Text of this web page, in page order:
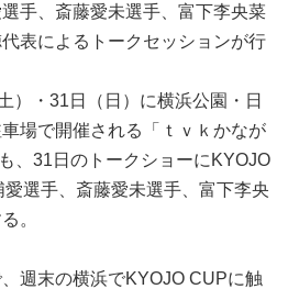
手、斎藤愛未選手、富下李央菜
表によるトークセッションが行
）・31日（日）に横浜公園・日
場で開催される「ｔｖｋかなが
も、31日のトークショーにKYOJO
選手、斎藤愛未選手、富下李央
。
週末の横浜でKYOJO CUPに触